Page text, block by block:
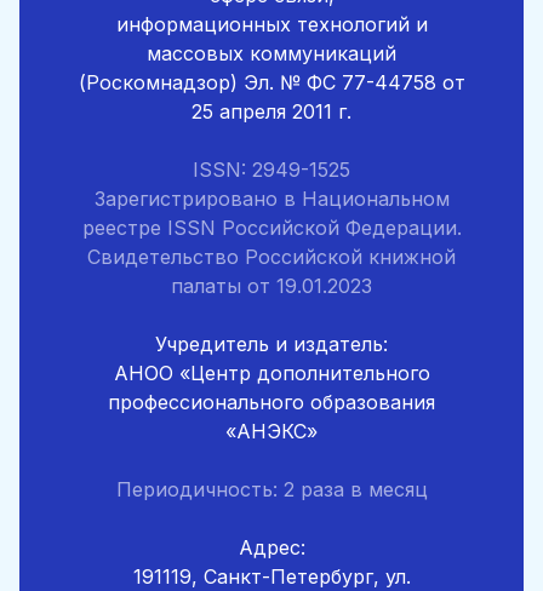
информационных технологий и
массовых коммуникаций
(Роскомнадзор) Эл. № ФС 77-44758 от
25 апреля 2011 г.
ISSN: 2949-1525
Зарегистрировано в Национальном
реестре ISSN Российской Федерации.
Свидетельство Российской книжной
палаты от 19.01.2023
Учредитель и издатель:
АНОО «Центр дополнительного
профессионального образования
«АНЭКС»
Периодичность: 2 раза в месяц
Адрес:
191119, Санкт-Петербург, ул.